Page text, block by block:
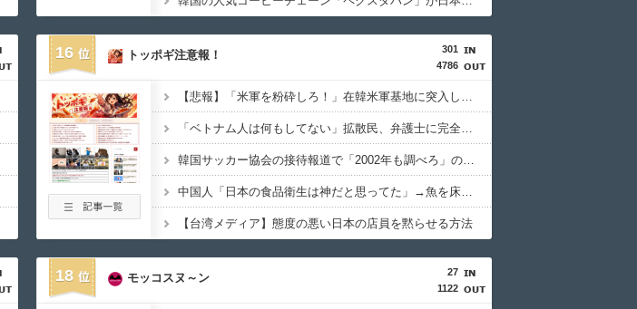
16
301
4786
トッポギ注意報！
【悲報】「米軍を粉砕しろ！」在韓米軍基地に突入した韓国学生、即逮捕
「ベトナム人は何もしてない」拡散民、弁護士に完全論破されるｗｗｗｗｗｗｗ
韓国サッカー協会の接待報道で「2002年も調べろ」の声続出ｗｗｗ
中国人「日本の食品衛生は神だと思ってた」→魚を床に落として洗って陳列するのを見て幻滅
【台湾メディア】態度の悪い日本の店員を黙らせる方法
18
27
1122
モッコスヌ～ン